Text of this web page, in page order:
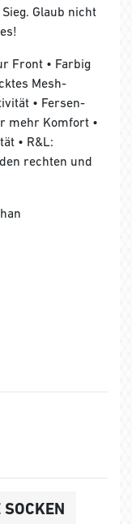
Glaub nicht
Front • Farbig
Mesh-
• Fersen-
mehr Komfort •
• R&L:
rechten und